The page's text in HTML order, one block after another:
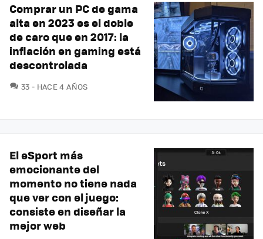
Comprar un PC de gama
alta en 2023 es el doble
de caro que en 2017: la
inflación en gaming está
descontrolada
33 COMENTARIOS
HACE 4 AÑOS
El eSport más
emocionante del
momento no tiene nada
que ver con el juego:
consiste en diseñar la
mejor web